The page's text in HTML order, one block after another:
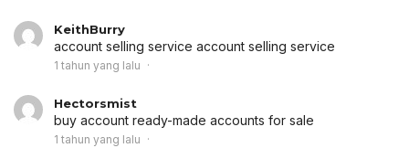
KeithBurry
account selling service account selling service
1 tahun yang lalu
Hectorsmist
buy account ready-made accounts for sale
1 tahun yang lalu